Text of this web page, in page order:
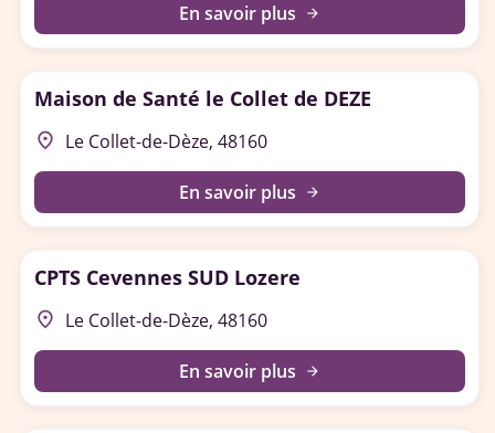
En savoir plus arrow_forward
Maison de Santé le Collet de DEZE
place Le Collet-de-Dèze, 48160
En savoir plus arrow_forward
CPTS Cevennes SUD Lozere
place Le Collet-de-Dèze, 48160
En savoir plus arrow_forward